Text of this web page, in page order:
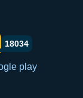
18034